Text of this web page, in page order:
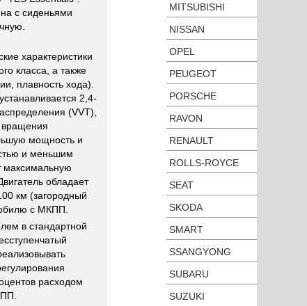
с сиденьями
характеристики
класса, а также
плавность хода).
устанавливается 2,4-
(VVT),
вращения
мощность и
и меньшим
максимальную
обладает
км (загородный
с МКПП.
в стандартной
расходом
MITSUBISHI
NISSAN
OPEL
PEUGEOT
PORSCHE
RAVON
RENAULT
ROLLS-ROYCE
SEAT
SKODA
SMART
SSANGYONG
SUBARU
SUZUKI